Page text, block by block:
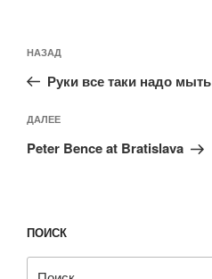
по
записям
Предыдущая
запись:
НАЗАД
Руки все таки надо мыть
Следующая
запись
ДАЛЕЕ
Peter Bence at Bratislava
ПОИСК